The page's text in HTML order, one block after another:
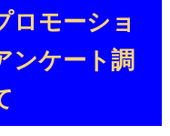
ロモーショ
ンケート調